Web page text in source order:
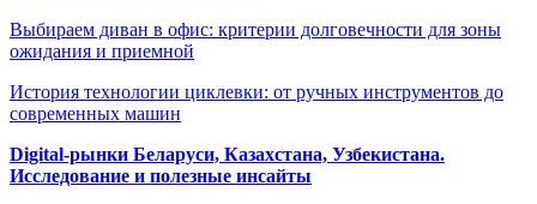
Выбираем диван в офис: критерии долговечности для зоны
ожидания и приемной
История технологии циклевки: от ручных инструментов до
современных машин
Digital-рынки Беларуси, Казахстана, Узбекистана.
Исследование и полезные инсайты